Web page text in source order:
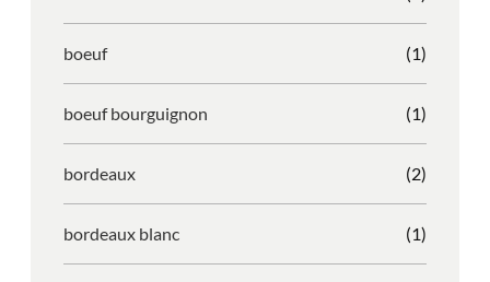
boeuf (1)
boeuf bourguignon (1)
bordeaux (2)
bordeaux blanc (1)